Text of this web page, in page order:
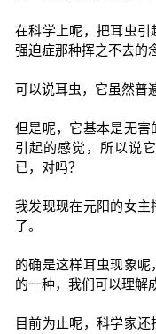
在科学上呢，把耳虫
强迫症那种挥之不去的
可以说耳虫，它虽然普
但是呢，它基本是无害
引起的感觉，所以说
已，对吗？
我发现现在元阳的女
了。
的确是这样耳虫现象
的一种，我们可以理解
目前为止呢，科学家